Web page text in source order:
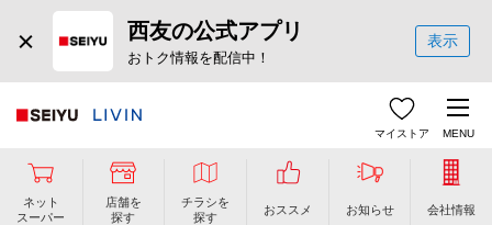
西友の公式アプリ
おトク情報を配信中！
表示
マイストア MENU
ネット
スーパー
店舗を
探す
チラシを
探す
おススメ お知らせ 会社情報